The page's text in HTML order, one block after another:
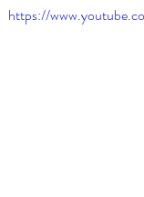
https://